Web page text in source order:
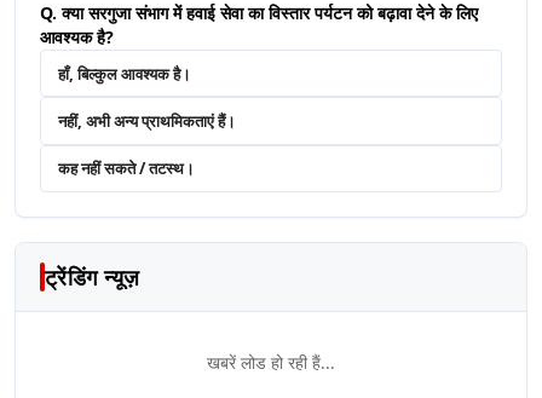
Q. क्या सरगुजा संभाग में हवाई सेवा का विस्तार पर्यटन को बढ़ावा देने के लिए
आवश्यक है?
हाँ, बिल्कुल आवश्यक है।
नहीं, अभी अन्य प्राथमिकताएं हैं।
कह नहीं सकते / तटस्थ।
ट्रेंडिंग न्यूज़
खबरें लोड हो रही हैं...